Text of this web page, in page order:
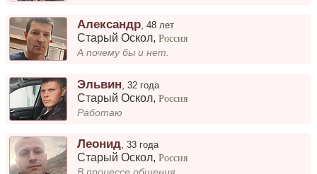
Александр,48 лет
Старый Оскол,Россия
А почему бы и нет.
Эльвин ,32 года
Старый Оскол,Россия
Работаю
Леонид ,33 года
Старый Оскол,Россия